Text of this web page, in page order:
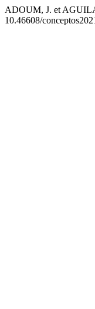
ADOUM, J. et
10.46608/